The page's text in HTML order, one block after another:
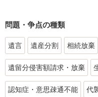
問題・争点の種類
遺言 遺産分割 相続放棄
遺留分侵害額請求・放棄
認知症・意思疎通不能 代